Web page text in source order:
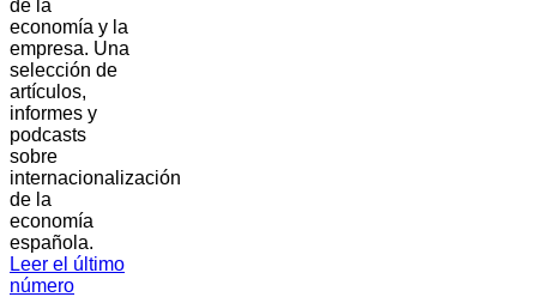
de la
economía y la
empresa. Una
selección de
artículos,
informes y
podcasts
sobre
internacionalización
de la
economía
española.
Leer el último
número